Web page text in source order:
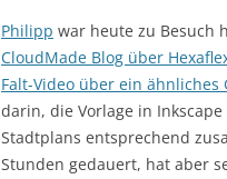
Philipp war heute zu Besuch
CloudMade Blog über
Falt-Video über ein ähnliches
darin, die Vorlage in
Stadtplans entsprechend
Stunden gedauert, hat aber